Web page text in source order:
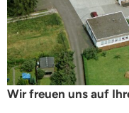
Wir freuen uns auf